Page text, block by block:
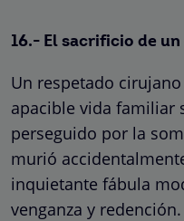
16.- El sacrificio de
Un respetado
apacible vida familiar
perseguido por la
murió
inquietante fábula
venganza y redención.